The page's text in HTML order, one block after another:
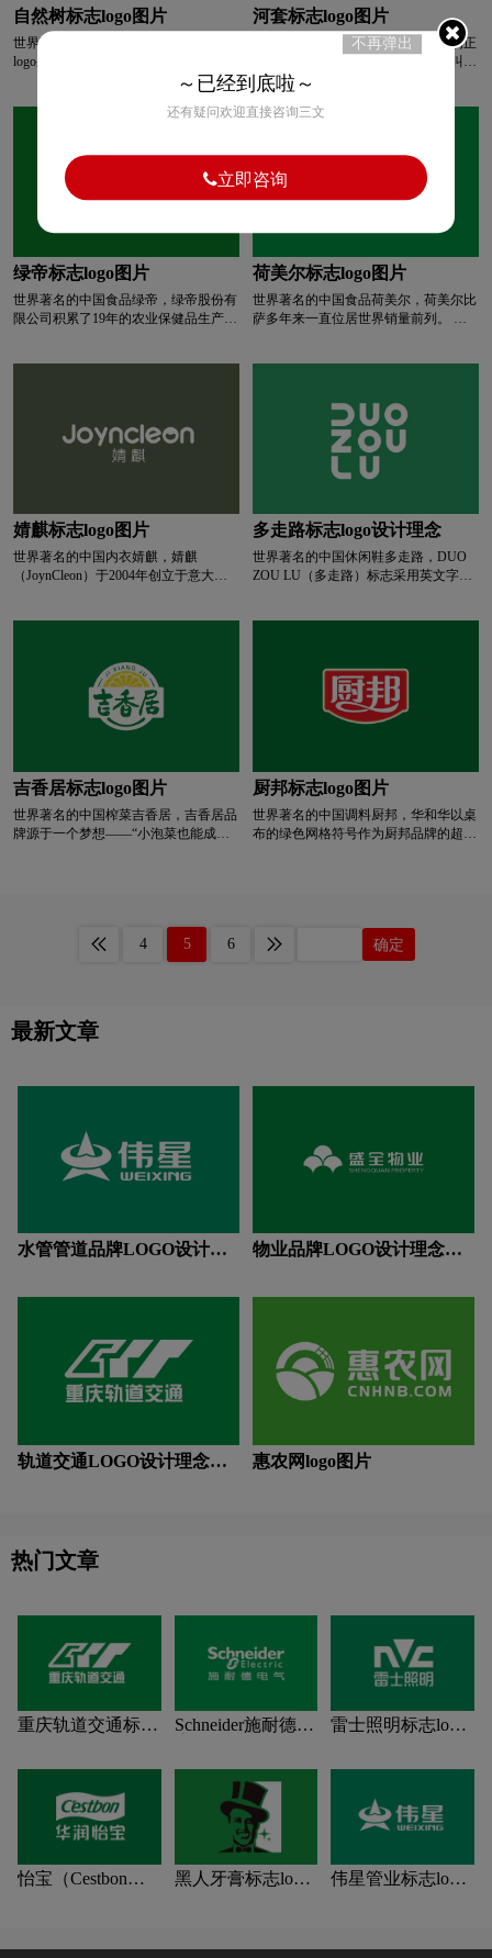
巧克力logo设计 清洁用品logo设计
青色logo设计 人logo设计
R字母酒店logo设计 普通手表logo设计
高端手表logo设计 手表周边logo设计
石油logo设计 师范logo设计 食品logo设计
S字母汉字酒店logo设计 S字母酒店logo设计
深红色logo设计 生物logo设计 图书馆logo设计
卫视logo设计 威士忌logo设计 卫生巾logo设计
W字母酒店logo设计 校徽logo设计
学院logo设计 箱包logo设计 香水logo设计
银行logo设计 药logo设计 医院logo设计
中国logo设计 中医logo设计 棕色logo设计
和、融通;标识中圆方孔钱的造型,由内
而外散发太阳光芒，象征企业健康、向
上的发展理念，兼具博大、兼容的企业
特点。标志以金色、绿色、黑色三色为
主，金色代表高贵、智慧与大气，象征
着优财树志存高远的决心及全体员工热
忱的服务态度;绿色充满生机、活力和
的价值取向;黑色的中文字体代表独
特、奢华、成熟，寓意优财树的稳重。
整体标识简洁明了，与国际趋势相吻
离。
自然树标志logo图片
世界著名的中国食品自然树，自然树
logo采用松树图形结合字体组合设计，
我们坚持以人为本的发展原则，引领人
信高效，严谨创新的经营理念，本着高
宗旨，愿与社会各界朋友真诚合作。
河套标志logo图片
世界著名的中国食品河套，在祖国的正
北方，有一片古老的黄河冲击平原叫河
套平原，这里是世界公认的小麦黄金种
植带。2200多年前这里就是大汉王朝屯
垦戍边北御外敌的战略要地。在黄河流
淖尔（蒙古语：富饶的湖泊），那里有
一家“中华老字号”企业，有一群视顾客
为父母、视产品如生命的人，60年来他
命食品——面粉。“河套牌面粉”， 原料
溢被人们亲切地称为“雪花粉” ......
绿帝标志logo图片
世界著名的中国食品绿帝，绿帝股份有
限公司积累了19年的农业保健品生产经
品牌在区域市场的市场领导地位。
荷美尔标志logo图片
世界著名的中国食品荷美尔，荷美尔比
萨多年来一直位居世界销量前列。 它
的披萨，受到了全世界披萨爱好者的广
泛欢迎。 同时，荷马臻选香醇披萨本
身也具有荷马发酵香肠系列产品的共同
优势。 切片大，口感好，烘烤后不变
加了菜肴的价值感。
婧麒标志logo图片
世界著名的中国内衣婧麒，婧麒
（JoynCleon）于2004年创立于意大
做。 与兄弟一起在意大利创立了
“JoynCleon”，将创始人的生活感悟和母
性理念注入意大利产品风格。 在中文
里，双方孩子的名字都被翻译成“婧婧”
气、探索理想世界，代表男孩。 这就
是婧麒，用科技探索美好生活。
多走路标志logo设计理念
世界著名的中国休闲鞋多走路，DUO
ZOU LU（多走路）标志采用英文字体
源于对一双好鞋的要求，更源于对舒适
生活方式的渴望。 多走就是为此而
生，伴随着大家的舒适生活。
吉香居标志logo图片
世界著名的中国榨菜吉香居，吉香居品
牌源于一个梦想——“小泡菜也能成就
起草人， 参与行业标准标准化，成为
行业技术创新的参与者。 2000年12
月，吉香居食品有限公司成立，注册资
们践行“始终坚持做优质食品，做受人
尊敬的企业”的企业信念。
厨邦标志logo图片
世界著名的中国调料厨邦，华和华以桌
布的绿色网格符号作为厨邦品牌的超级
潜意识，将桌布绿色格子的象征力量注
入厨邦品牌。 甚至，他还将人的生理
反应——食欲和唾液分泌反应——注入
4 5 6 确定
最新文章
水管管道品牌LOGO设计理
物业品牌LOGO设计理念解
轨道交通LOGO设计理念解
惠农网logo图片
热门文章
重庆轨道交通标志
Schneider施耐德标
雷士照明标志logo
怡宝（Cestbon）
黑人牙膏标志logo
伟星管业标志logo
不再弹出
～已经到底啦～
还有疑问欢迎直接咨询三文
立即咨询